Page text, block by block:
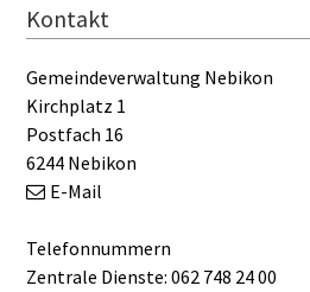
FOOTER
Kontakt
Gemeindeverwaltung Nebikon
Kirchplatz 1
Postfach 16
6244 Nebikon
E-Mail
Telefonnummern
Zentrale Dienste: 062 748 24 00